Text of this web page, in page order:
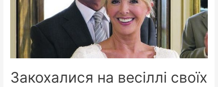
нова
зірка
світу
моди
(фото)
Закохалися на весіллі своїх